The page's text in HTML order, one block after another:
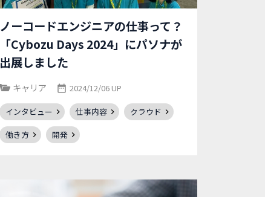
ノーコードエンジニアの仕事って？
「Cybozu Days 2024」にパソナが
出展しました
キャリア 2024/12/06 UP
インタビュー 仕事内容
クラウド
働き方
開発